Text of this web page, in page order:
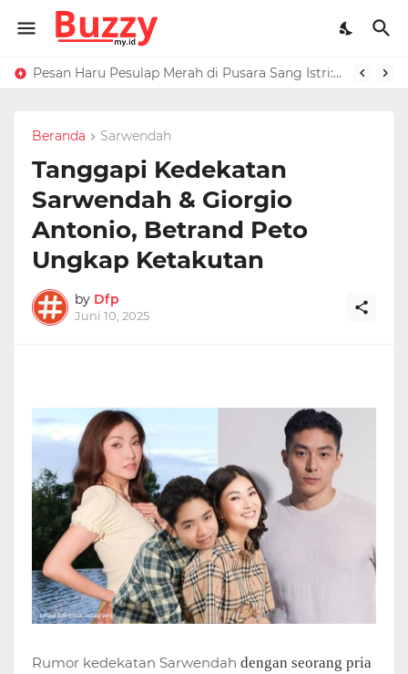
Pesan Haru Pesulap Merah di Pusara Sang Istri: Sekarang Kamu Enggak Perlu Sakit Disuntik Lagi
Raffi Ahmad Masih di LN, Kirim Rp 1 M ke Jeje Buat Korban Longsor Bandung Barat
Beranda Sarwendah
Tanggapi Kedekatan
Sarwendah & Giorgio
Antonio, Betrand Peto
Ungkap Ketakutan
by Dfp
Juni 10, 2025
Rumor kedekatan Sarwendah dengan seorang pria